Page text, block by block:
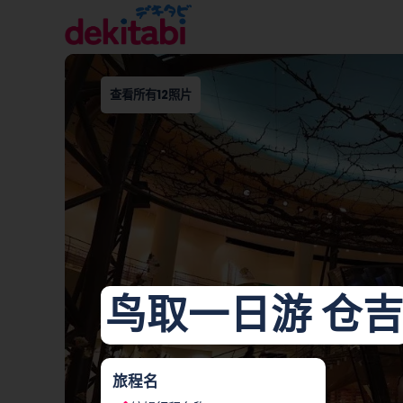
查看所有12照片
鸟取一日游 仓吉
旅程名